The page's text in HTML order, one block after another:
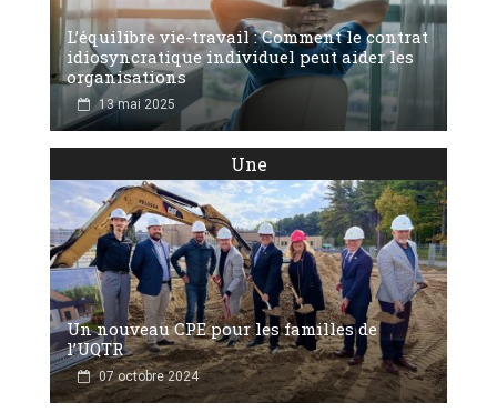
L’équilibre vie-travail : Comment le contrat
idiosyncratique individuel peut aider les
organisations
13 mai 2025
Une
Un nouveau CPE pour les familles de
l’UQTR
07 octobre 2024